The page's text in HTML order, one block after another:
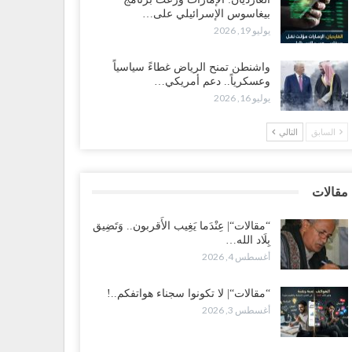
بعد اقتحام منزل شيخ بارز.. قبائل الصحراء
تبدأ احتشاداً على الحدود السعودية..!
2, 2026
غضبٍ جنوباً.. دعوات لإغلاق مطرح فدغم مع تحوله من
للتجنيد إلى ساحة لتصفية قادة التحالف..!
2, 2026
لإشعال حرب..!
تغييرات سعودية بصفوف قيادة “درع الوطن”
بالعبر.. هل بدأت الرياض إعادة هيكلة فصائلها بعد…
بيغاسوس الإسرائيلي على…
يوليو 19, 2026
واشنطن تمنح الرياض غطاءً سياسياً
وعسكرياً.. دعم أمريكي…
يوليو 16, 2026
السابق التالي
مقالات
“مقالات“| عِنْدَما يَغِيب الأَقربون.. وَتَضِيق
بِلَاد الله…
أغسطس 4, 2026
“مقالات“| لا تكونوا سجناء هواتفكم..!
أغسطس 3, 2026